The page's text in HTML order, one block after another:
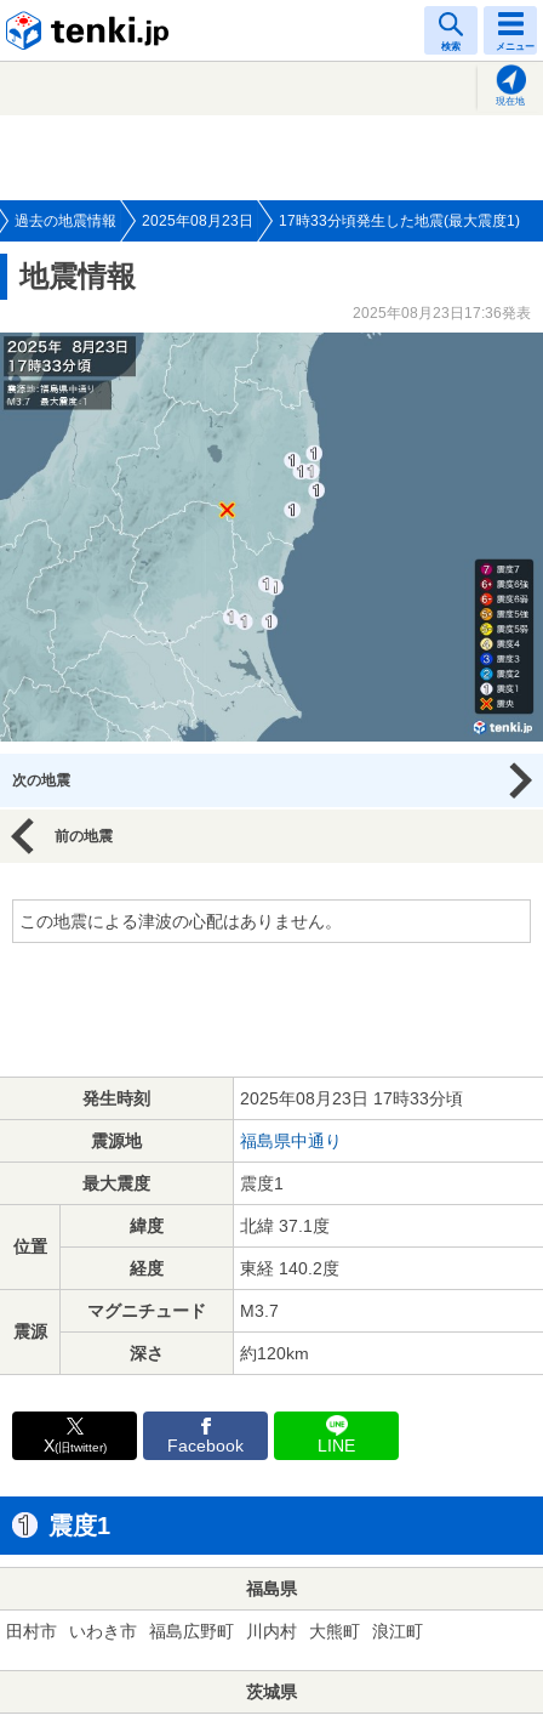
検索 メニュー
現在地
過去の地震情報 2025年08月23日 17時33分頃発生した地震(最大震度1)
地震情報
2025年08月23日17:36発表
次の地震
前の地震
この地震による津波の心配はありません。
発生時刻 2025年08月23日 17時33分頃
震源地 福島県中通り
最大震度 震度1
位置
緯度 北緯 37.1度
経度 東経 140.2度
震源
マグニチュード M3.7
深さ 約120km
X(旧twitter) Facebook LINE
震度1
福島県
田村市 いわき市 福島広野町 川内村 大熊町 浪江町
茨城県